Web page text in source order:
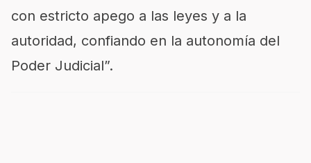
con estricto apego a las leyes y a la
autoridad, confiando en la autonomía del
Poder Judicial”.